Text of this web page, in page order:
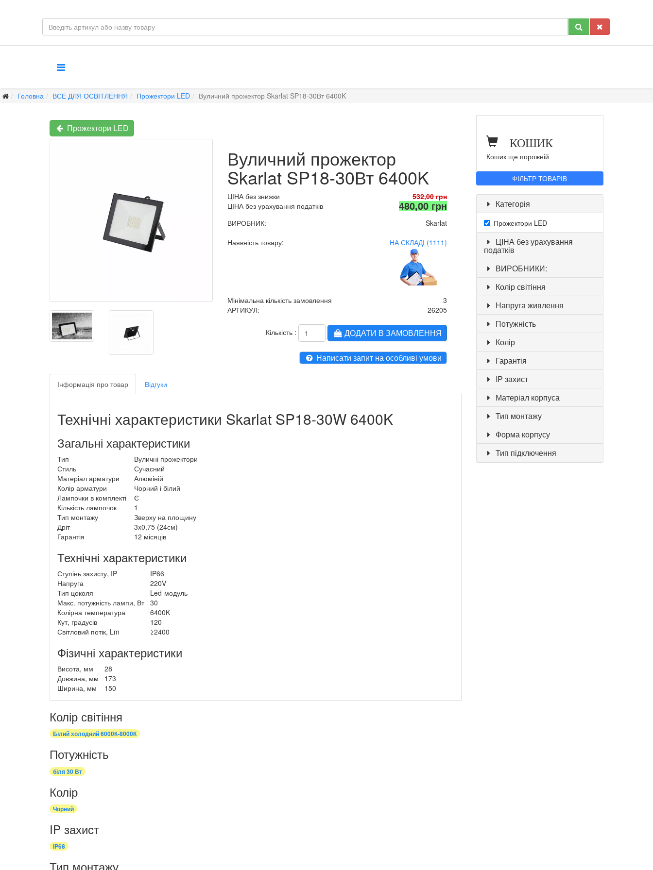
Головна ВСЕ ДЛЯ ОСВІТЛЕННЯ Прожектори LED Вуличний прожектор Skarlat SP18-30Вт 6400K
Прожектори LED
Вуличний прожектор
Skarlat SP18-30Вт 6400K
ЦІНА без знижки
532,00 грн
ЦІНА без урахування податків
480,00 грн
ВИРОБНИК:
Skarlat
Наявність товару:
НА СКЛАДІ (1111)
Мінімальна кількість замовлення
3
АРТИКУЛ:
26205
Кількість : ДОДАТИ В ЗАМОВЛЕННЯ
Написати запит на особливі умови
Інформація про товар Відгуки
Технічні характеристики Skarlat SP18-30W 6400K
Загальні характеристики
Тип
Вуличні прожектори
Стиль
Сучасний
Матеріал арматури
Алюміній
Колір арматури
Чорний і білий
Лампочки в комплекті Є
Кількість лампочок
1
Тип монтажу
Зверху на площину
Дріт
3x0,75 (24см)
Гарантія
12 місяців
Технічні характеристики
Ступінь захисту, IP
IP66
Напруга
220V
Тип цоколя
Led-модуль
Макс. потужність лампи, Вт 30
Колірна температура
6400K
Кут, градусів
120
Світловий потік, Lm
≥2400
Фізичні характеристики
Висота, мм
28
Довжина, мм 173
Ширина, мм
150
Колір світіння
Білий холодний 6000К-8000К
Потужність
біля 30 Вт
Колір
Чорний
IP захист
IP68
Тип монтажу
КОШИК
Кошик ще порожній
ФІЛЬТР ТОВАРІВ
Категорія
Прожектори LED
ЦІНА без урахування
податків
ВИРОБНИКИ:
Колір світіння
Напруга живлення
Потужність
Колір
Гарантія
IP захист
Матеріал корпуса
Тип монтажу
Форма корпусу
Тип підключення